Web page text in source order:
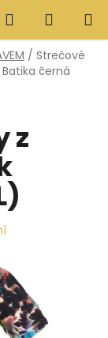
Hledat
KOŠÍK
/ Strečové
černá
z